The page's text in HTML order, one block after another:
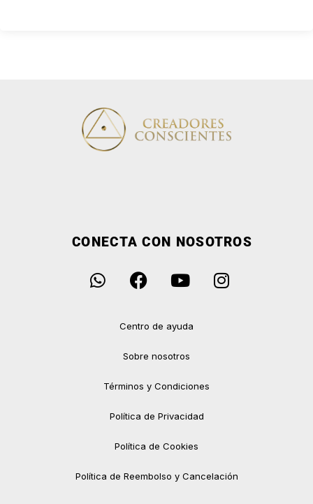
CONECTA CON NOSOTROS
Centro de ayuda
Sobre nosotros
Términos y Condiciones
Política de Privacidad
Política de Cookies
Política de Reembolso y Cancelación